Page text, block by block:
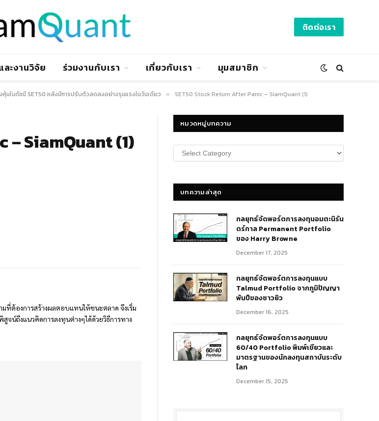
ติดต่อเรา
ะงานวิจัย ร่วมงานกับเรา เกี่ยวกับเรา มุมสมาชิก
นในดัชนี SET50 หลังมีการปรับตัวลดลงอย่างรุนแรงในวันเดียว » SET50 Stock Return After Panic – SiamQuant (1)
SiamQuant (1)
ที่ต้องการสร้างผลตอบแทนให้ชนะตลาด จึงเริ่ม
จน์ถึงแนวคิดการลงทุนต่างๆได้ด้วยวิธีการทาง
หมวดหมู่บทความ
หมวด
หมู่
บทความล่าสุด
กลยุทธ์​จัดพอร์ตการลงทุนอมตะนิรัน
ดร์กาล Permanent Portfolio
ของ Harry Browne
December 17, 2025
กลยุทธ์จัดพอร์ตการลงทุนแบบ
Talmud Portfolio จากภูมิปัญญา
พันปีของชาวยิว
December 16, 2025
กลยุทธ์จัดพอร์ตการลงทุนแบบ
60/40 Portfolio พิมพ์เขียวและ
มาตรฐานของนักลงทุนสถาบันระดับ
โลก
December 15, 2025